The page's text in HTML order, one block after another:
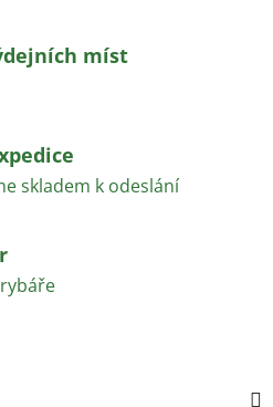
míst
skladem k odeslání